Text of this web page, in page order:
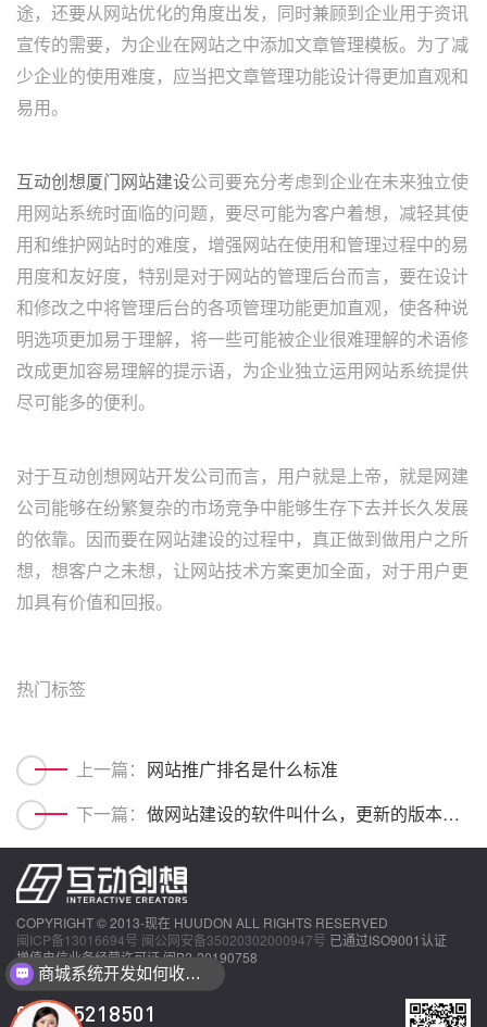
途，还要从网站优化的角度出发，同时兼顾到企业用于资讯
宣传的需要，为企业在网站之中添加文章管理模板。为了减
少企业的使用难度，应当把文章管理功能设计得更加直观和
易用。
互动创想厦门网站建设公司要充分考虑到企业在未来独立使
用网站系统时面临的问题，要尽可能为客户着想，减轻其使
用和维护网站时的难度，增强网站在使用和管理过程中的易
用度和友好度，特别是对于网站的管理后台而言，要在设计
和修改之中将管理后台的各项管理功能更加直观，使各种说
明选项更加易于理解，将一些可能被企业很难理解的术语修
改成更加容易理解的提示语，为企业独立运用网站系统提供
尽可能多的便利。
对于互动创想网站开发公司而言，用户就是上帝，就是网建
公司能够在纷繁复杂的市场竞争中能够生存下去并长久发展
的依靠。因而要在网站建设的过程中，真正做到做用户之所
想，想客户之未想，让网站技术方案更加全面，对于用户更
加具有价值和回报。
热门标签
上一篇： 网站推广排名是什么标准
下一篇：
做网站建设的软件叫什么，更新的版本好用吗
COPYRIGHT © 2013-现在 HUUDON ALL RIGHTS RESERVED
闽ICP备13016694号 闽公网安备35020302000947号 已通过ISO9001认证
增值电信业务经营许可证 闽B2-20190758
0592-5218501
商城系统开发如何收费？